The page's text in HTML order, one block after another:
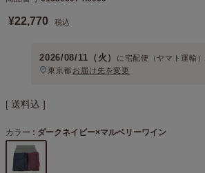
¥22,770 税込
2026/08/11（火） に 宅配便（ヤマト運輸）
東京都 お届け先を変更
送料込
カラー ダークネイビー×マルベリーワイン